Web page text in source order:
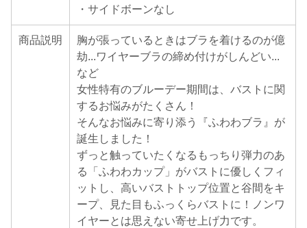
・サイドボーンなし
商品説明
胸が張っているときはブラを着けるのが億
劫...ワイヤーブラの締め付けがしんどい...
など
女性特有のブルーデー期間は、バストに関
するお悩みがたくさん！
そんなお悩みに寄り添う『ふわわブラ』が
誕生しました！
ずっと触っていたくなるもっちり弾力のあ
る「ふわわカップ」がバストに優しくフィ
ットし、高いバストトップ位置と谷間をキ
ープ、見た目もふっくらバストに！ノンワ
イヤーとは思えない寄せ上げ力です。